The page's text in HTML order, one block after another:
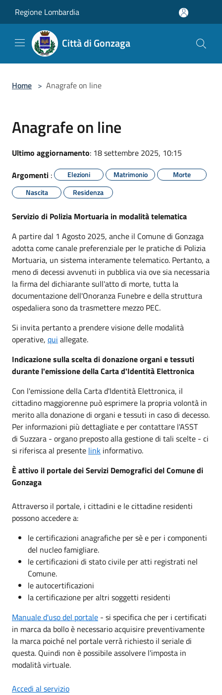
Regione Lombardia
Città di Gonzaga
Home > Anagrafe on line
Anagrafe on line
Ultimo aggiornamento: 18 settembre 2025, 10:15
Argomenti : Elezioni Matrimonio
Morte
Nascita
Residenza
Servizio di Polizia Mortuaria in modalità telematica
A partire dal 1 Agosto 2025, anche il Comune di Gonzaga
adotta come canale preferenziale per le pratiche di Polizia
Mortuaria, un sistema interamente telematico. Pertanto, a
meno di decessi avvenuti in pubblica via ove sia necessaria
la firma del dichiarante sull'atto di morte, tutta la
documentazione dell'Onoranza Funebre e della struttura
ospedaliera sono da trasmettere mezzo PEC.
Si invita pertanto a prendere visione delle modalità
operative, qui allegate.
Indicazione sulla scelta di donazione organi e tessuti
durante l'emissione della Carta d'Identità Elettronica
Con l'emissione della Carta d'Identità Elettronica, il
cittadino maggiorenne può esprimere la propria volontà in
merito alla donazione di organi e tessuti in caso di decesso.
Per informazioni più dettagliate e per contattare l'ASST
di Suzzara - organo preposto alla gestione di tali scelte - ci
si riferisca al presente link informativo.
È attivo il portale dei Servizi Demografici del Comune di
Gonzaga
Attraverso il portale, i cittadini e le cittadine residenti
possono accedere a:
le certificazioni anagrafiche per sè e per i componenti
del nucleo famigliare.
le certificazioni di stato civile per atti registrati nel
Comune.
le autocertificazioni
la certificazione per altri soggetti residenti
Manuale d'uso del portale - si specifica che per i certificati
in marca da bollo è necessario acquisire preventivamente
la marca poiché nel portale verrà richiesto il seriale di
questa. Quindi non è possibile assolvere l'imposta in
modalità virtuale.
Accedi al servizio